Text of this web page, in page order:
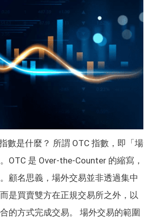
數是什麼？ 所謂 OTC 指數，即「場
OTC 是 Over-the-Counter 的縮寫，
顧名思義，場外交易並非透過集中
是買賣雙方在正規交易所之外，以
的方式完成交易。 場外交易的範圍